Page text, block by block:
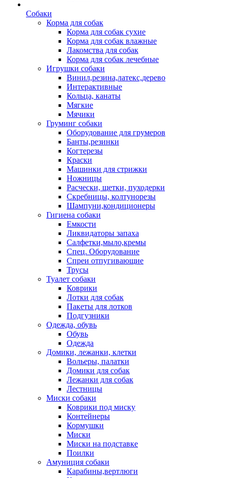
Собаки
Корма для собак
Корма для собак сухие
Корма для собак влажные
Лакомства для собак
Корма для собак лечебные
Игрушки собаки
Винил,резина,латекс,дерево
Интерактивные
Кольца, канаты
Мягкие
Мячики
Груминг собаки
Оборудование для грумеров
Банты,резинки
Когтерезы
Краски
Машинки для стрижки
Ножницы
Расчески, щетки, пуходерки
Скребницы, колтунорезы
Шампуни,кондиционеры
Гигиена собаки
Емкости
Ликвидаторы запаха
Салфетки,мыло,кремы
Спец. Оборудование
Спреи отпугивающие
Трусы
Туалет собаки
Коврики
Лотки для собак
Пакеты для лотков
Подгузники
Одежда, обувь
Обувь
Одежда
Домики, лежанки, клетки
Вольеры, палатки
Домики для собак
Лежанки для собак
Лестницы
Миски собаки
Коврики под миску
Контейнеры
Кормушки
Миски
Миски на подставке
Поилки
Амуниция собаки
Карабины,вертлюги